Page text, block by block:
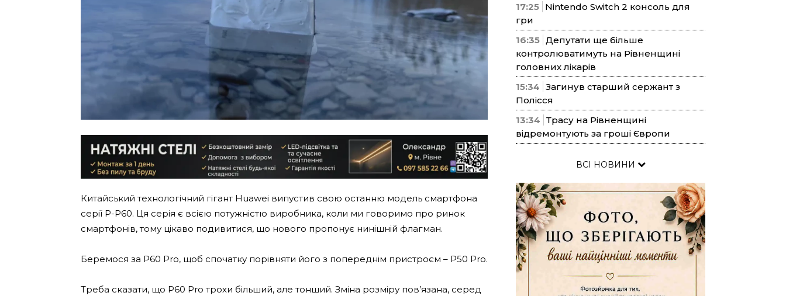
Китайський технологічний гігант Huawei випустив свою останню модель смартфона
серії P-P60. Ця серія є всією потужністю виробника, коли ми говоримо про ринок
смартфонів, тому цікаво подивитися, що нового пропонує нинішній флагман.
Беремося за P60 Pro, щоб спочатку порівняти його з попереднім пристроєм – P50 Pro.
Треба сказати, що P60 Pro трохи більший, але тонший. Зміна розміру пов’язана, серед
17:25 Nintendo Switch 2 консоль для
гри
16:35 Депутати ще більше
контролюватимуть на Рівненщині
головних лікарів
15:34 Загинув старший сержант з
Полісся
13:34 Трасу на Рівненщині
відремонтують за гроші Європи
ВСІ НОВИНИ